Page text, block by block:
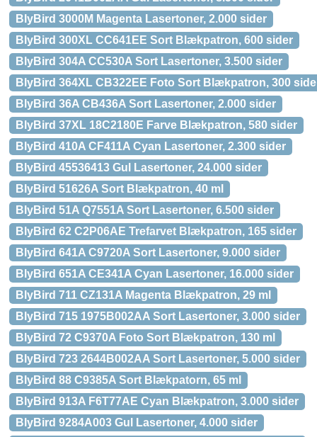
BlyBird 3000M Magenta Lasertoner, 2.000 sider
BlyBird 300XL CC641EE Sort Blækpatron, 600 sider
BlyBird 304A CC530A Sort Lasertoner, 3.500 sider
BlyBird 364XL CB322EE Foto Sort Blækpatron, 300
BlyBird 36A CB436A Sort Lasertoner, 2.000 sider
BlyBird 37XL 18C2180E Farve Blækpatron, 580 sider
BlyBird 410A CF411A Cyan Lasertoner, 2.300 sider
BlyBird 45536413 Gul Lasertoner, 24.000 sider
BlyBird 51626A Sort Blækpatron, 40 ml
BlyBird 51A Q7551A Sort Lasertoner, 6.500 sider
BlyBird 62 C2P06AE Trefarvet Blækpatron, 165 sider
BlyBird 641A C9720A Sort Lasertoner, 9.000 sider
BlyBird 651A CE341A Cyan Lasertoner, 16.000 sider
BlyBird 711 CZ131A Magenta Blækpatron, 29 ml
BlyBird 715 1975B002AA Sort Lasertoner, 3.000 sider
BlyBird 72 C9370A Foto Sort Blækpatron, 130 ml
BlyBird 723 2644B002AA Sort Lasertoner, 5.000 sider
BlyBird 88 C9385A Sort Blækpatorn, 65 ml
BlyBird 913A F6T77AE Cyan Blækpatron, 3.000 sider
BlyBird 9284A003 Gul Lasertoner, 4.000 sider